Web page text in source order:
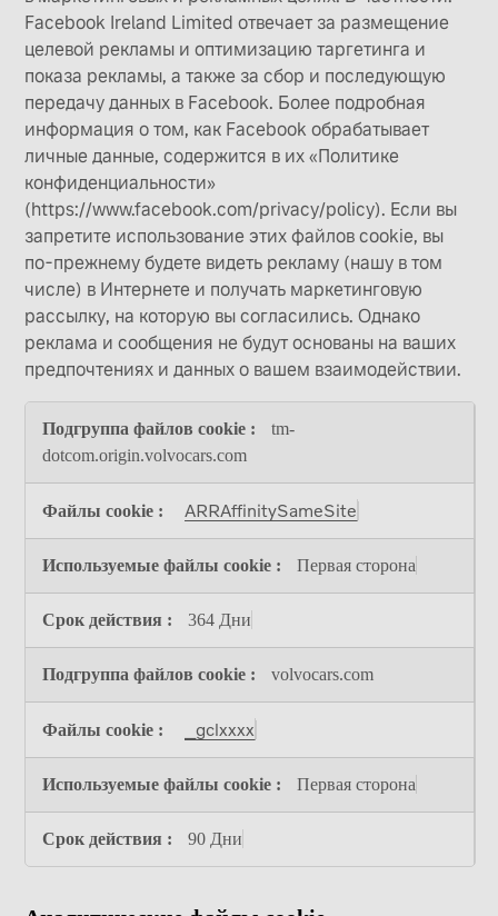
Facebook Ireland Limited отвечает за размещение
целевой рекламы и оптимизацию таргетинга и
показа рекламы, а также за сбор и последующую
передачу данных в Facebook. Более подробная
информация о том, как Facebook обрабатывает
личные данные, содержится в их «Политике
конфиденциальности»
(https://www.facebook.com/privacy/policy). Если вы
запретите использование этих файлов cookie, вы
по-прежнему будете видеть рекламу (нашу в том
числе) в Интернете и получать маркетинговую
рассылку, на которую вы согласились. Однако
реклама и сообщения не будут основаны на ваших
предпочтениях и данных о вашем взаимодействии.
Целевые
рекламные
tm-
dotcom.origin.volvocars.com
ARRAffinitySameSite
Первая сторона
364 Дни
volvocars.com
_gclxxxx
Первая сторона
90 Дни